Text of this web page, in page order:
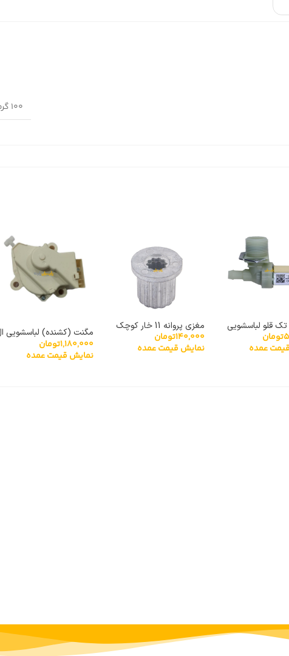
100 گرم
تک قلو لباسشویی
تومان
عمده
مغزی پروانه 11 خار کوچک
140,000تومان
نمایش قیمت عمده
مگنت (کشنده) لباسشویی
جی XPQ-6A
1,180,000تومان
نمایش قیمت عمده